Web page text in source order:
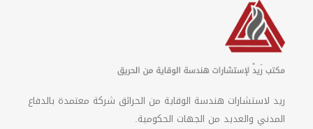
ريد لاستشارات هندسة الوقاية من الحرائق شركة معتمدة بالدفاع
المدني والعديد من الجهات الحكومية.